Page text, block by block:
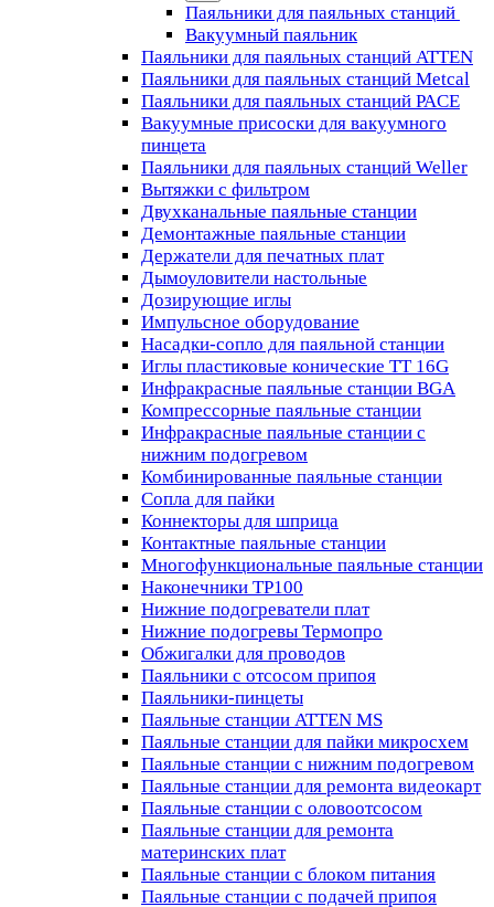
Паяльники для паяльных станций
Вакуумный паяльник
Паяльники для паяльных станций ATTEN
Паяльники для паяльных станций Metcal
Паяльники для паяльных станций PACE
Вакуумные присоски для вакуумного
пинцета
Паяльники для паяльных станций Weller
Вытяжки с фильтром
Двухканальные паяльные станции
Демонтажные паяльные станции
Держатели для печатных плат
Дымоуловители настольные
Дозирующие иглы
Импульсное оборудование
Насадки-сопло для паяльной станции
Иглы пластиковые конические TT 16G
Инфракрасные паяльные станции BGA
Компрессорные паяльные станции
Инфракрасные паяльные станции с
нижним подогревом
Комбинированные паяльные станции
Сопла для пайки
Коннекторы для шприца
Контактные паяльные станции
Многофункциональные паяльные станции
Наконечники TP100
Нижние подогреватели плат
Нижние подогревы Термопро
Обжигалки для проводов
Паяльники с отсосом припоя
Паяльники-пинцеты
Паяльные станции ATTEN MS
Паяльные станции для пайки микросхем
Паяльные станции с нижним подогревом
Паяльные станции для ремонта видеокарт
Паяльные станции с оловоотсосом
Паяльные станции для ремонта
материнских плат
Паяльные станции с блоком питания
Паяльные станции с подачей припоя